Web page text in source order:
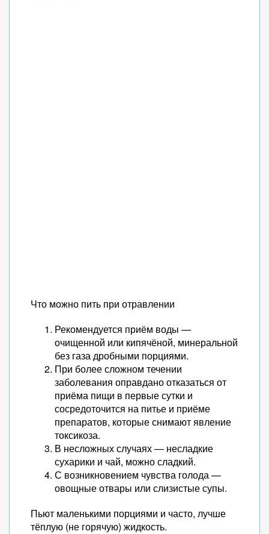
Что можно пить при отравлении
Рекомендуется приём воды —
очищенной или кипячёной, минеральной
без газа дробными порциями.
При более сложном течении
заболевания оправдано отказаться от
приёма пищи в первые сутки и
сосредоточится на питье и приёме
препаратов, которые снимают явление
токсикоза.
В несложных случаях — несладкие
сухарики и чай, можно сладкий.
С возникновением чувства голода —
овощные отвары или слизистые супы.
Пьют маленькими порциями и часто, лучше
тёплую (не горячую) жидкость.